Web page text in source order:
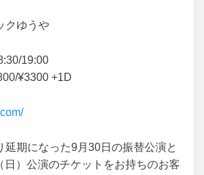
クゆうや
19:00
¥3300 +1D
延期になった9月30日の振替公演と
日）公演のチケットをお持ちのお客